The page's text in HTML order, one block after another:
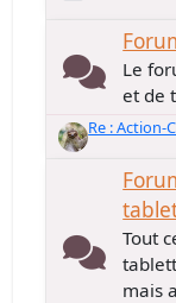
Le
et de
Re : Action-
Tout
mais